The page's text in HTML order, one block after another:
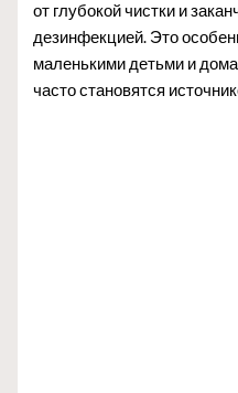
от глубокой чистки и
дезинфекцией. Это
маленькими детьми и
часто становятся